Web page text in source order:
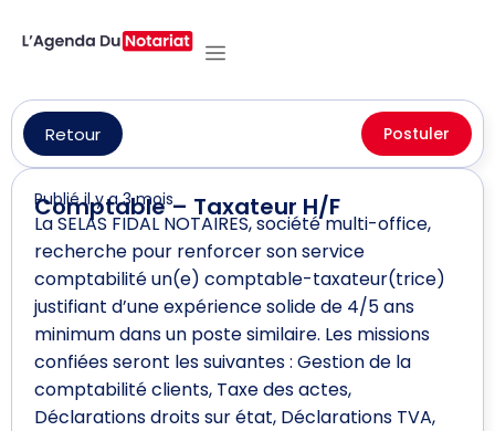
Retour Postuler
Comptable – Taxateur H/F
Publié il y a 3 mois
La SELAS FIDAL NOTAIRES, société multi-office,
recherche pour renforcer son service
comptabilité un(e) comptable-taxateur(trice)
justifiant d’une expérience solide de 4/5 ans
minimum dans un poste similaire. Les missions
confiées seront les suivantes : Gestion de la
comptabilité clients, Taxe des actes,
Déclarations droits sur état, Déclarations TVA,